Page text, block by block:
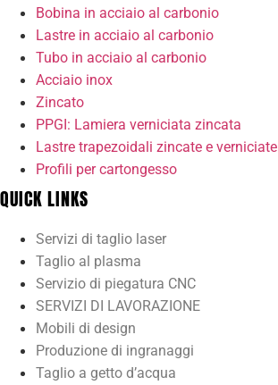
Bobina in acciaio al carbonio
Lastre in acciaio al carbonio
Tubo in acciaio al carbonio
Acciaio inox
Zincato
PPGI: Lamiera verniciata zincata
Lastre trapezoidali zincate e verniciate
Profili per cartongesso
QUICK LINKS
Servizi di taglio laser
Taglio al plasma
Servizio di piegatura CNC
SERVIZI DI LAVORAZIONE
Mobili di design
Produzione di ingranaggi
Taglio a getto d’acqua